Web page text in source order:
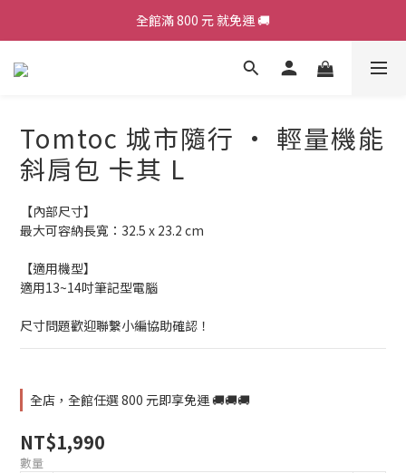
加入會員，現領 50 元購物金 ε٩(๑> ₃ <)۶з全館滿 800 元 就免運 🚚
加入會員，現領 50 元購物金 ε٩(๑> ₃ <)۶з
Tomtoc 城市隨行 • 輕量機能
斜肩包 卡其 L
【內部尺寸】
最大可容納長寬：32.5 x 23.2 cm
【適用機型】
適用13~14吋筆記型電腦
尺寸問題歡迎聯繫小編協助確認！
全店，全館任選 800 元即享免運 🚚🚚🚚
NT$1,990
數量